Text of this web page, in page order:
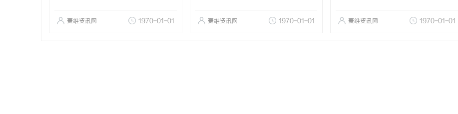
赛维资讯网 1970-01-01 赛维资讯网 1970-01-01 赛维资讯网 1970-01-01